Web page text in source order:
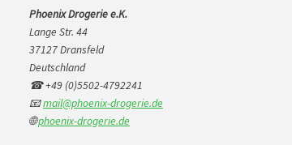
Phoenix Drogerie e.K.
Lange Str. 44
37127 Dransfeld
Deutschland
☎ +49 (0)5502-4792241
📧mail@phoenix-drogerie.de
🌐phoenix-drogerie.de